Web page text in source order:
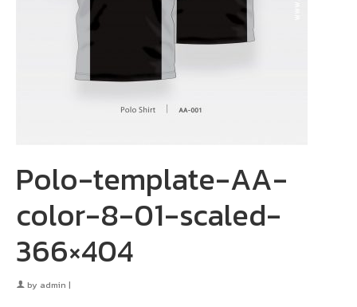
Polo-template-AA-
color-8-01-scaled-
366×404
by admin |